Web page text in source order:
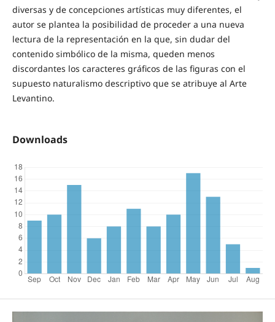
diversas y de concepciones artísticas muy diferentes, el
autor se plantea la posibilidad de proceder a una nueva
lectura de la representación en la que, sin dudar del
contenido simbólico de la misma, queden menos
discordantes los caracteres gráficos de las figuras con el
supuesto naturalismo descriptivo que se atribuye al Arte
Levantino.
Downloads